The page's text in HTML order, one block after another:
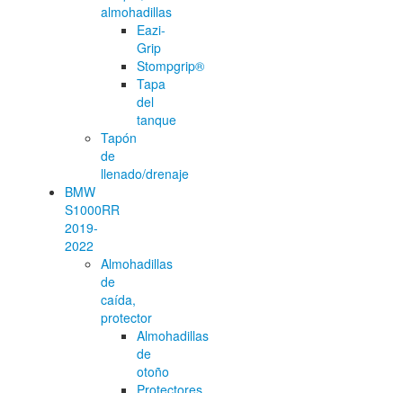
almohadillas
Eazi-
Grip
Stompgrip®
Tapa
del
tanque
Tapón
de
llenado/drenaje
BMW
S1000RR
2019-
2022
Almohadillas
de
caída,
protector
Almohadillas
de
otoño
Protectores